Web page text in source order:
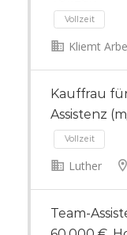
Kliemt
Kauffrau
Assistenz
Luther
Team-